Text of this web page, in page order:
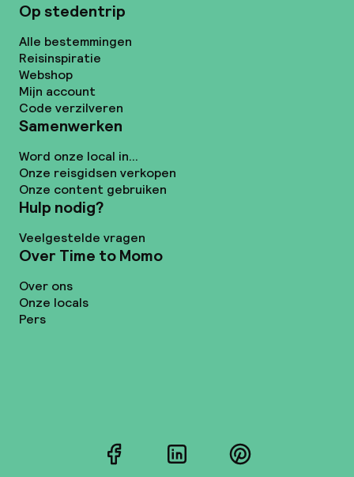
Op stedentrip
Alle bestemmingen
Reisinspiratie
Webshop
Mijn account
Code verzilveren
Samenwerken
Word onze local in...
Onze reisgidsen verkopen
Onze content gebruiken
Hulp nodig?
Veelgestelde vragen
Over Time to Momo
Over ons
Onze locals
Pers
FacebookLinkedInPinterest